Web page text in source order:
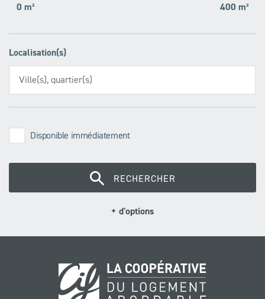
400 m²
0 m²
Localisation(s)
Disponible immédiatement
RECHERCHER
+ plus
d'options